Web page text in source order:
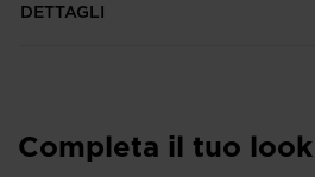
DETTAGLI
Completa il tuo look